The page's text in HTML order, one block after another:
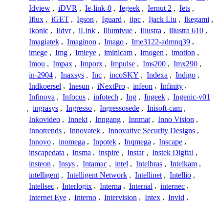
Idview , iDVR , Ie-link-0 , Iegeek , Iernut 2 , Iets ,
Iflux , iGET , Igson , Iguard , iipc , Ijack Liu , Ikegami ,
Ikonic , Ildvr , iLink , Illumivue , Illustra , illustra 610 ,
Imagiatek , Imaginon , Imago , Ime3122-admnq39 ,
imege , Img , Imieye , iminicam , Imogen , imotion ,
Imou , Impax , Imporx , Impulse , Ims200 , Imx290 ,
in-2904 , Inaxsys , Inc , incoSKY , Indexa , Indigo ,
Indkoersel , Inesun , iNextPro , infeon , Infinity ,
Infinova , Infocus , infotech , Ing , Ingeek , Ingenic-v01
, ingrasys , Ingresso , Ingressosede , Inisoft-cam ,
Inkovideo , Innekt , Inngang , Innmat , Inno Vision ,
Innotrends , Innovatek , Innovative Security Designs ,
Innovo , inomega , Inpotek , Inqmega , Inscape ,
inscapedata , Insma , inspire , Instar , Instek Digital ,
insteon , Insys , Intamac , intel , Intelbras , Intelkam ,
intelligent , Intelligent Network , Intellinet , Intellio ,
Intellsec , Interlogix , Interna , Internal , internec ,
Internet Eye , Interno , Intervision , Intex , Invid ,